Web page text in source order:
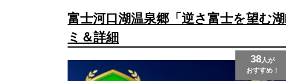
富士河口湖温泉郷「逆さ富士を望む
ミ＆詳細
38 人が
おすすめ！